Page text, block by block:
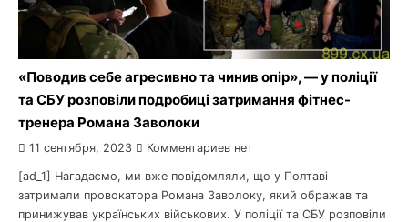
«Поводив себе агресивно та чинив опір», — у поліції
та СБУ розповіли подробиці затримання фітнес-
тренера Романа Заволоки
11 сентября, 2023 Комментариев нет
[ad_1] Нагадаємо, ми вже повідомляли, що у Полтаві
затримали провокатора Романа Заволоку, який ображав та
принижував українських військових. У поліції та СБУ розповіли